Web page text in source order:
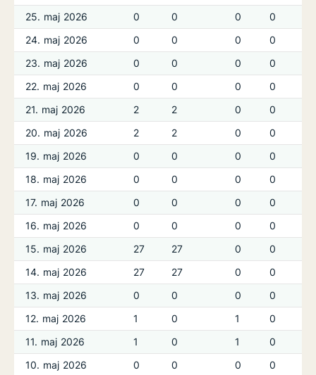
25. maj 2026
0 0 0
0
24. maj 2026
0 0 0
0
23. maj 2026
0 0 0
0
22. maj 2026
0 0 0
0
21. maj 2026
2 2 0
0
20. maj 2026
2 2 0
0
19. maj 2026
0 0 0
0
18. maj 2026
0 0 0
0
17. maj 2026
0 0 0
0
16. maj 2026
0 0 0
0
15. maj 2026
27 27 0
0
14. maj 2026
27 27 0
0
13. maj 2026
0 0 0
0
12. maj 2026
1 0 1
0
11. maj 2026
1 0 1
0
10. maj 2026
0 0 0
0